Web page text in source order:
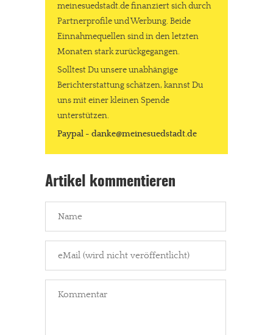
meinesuedstadt.de finanziert sich durch
Partnerprofile und Werbung. Beide
Einnahmequellen sind in den letzten
Monaten stark zurückgegangen.
Solltest Du unsere unabhängige
Berichterstattung schätzen, kannst Du
uns mit einer kleinen Spende
unterstützen.
Paypal - danke@meinesuedstadt.de
Artikel kommentieren